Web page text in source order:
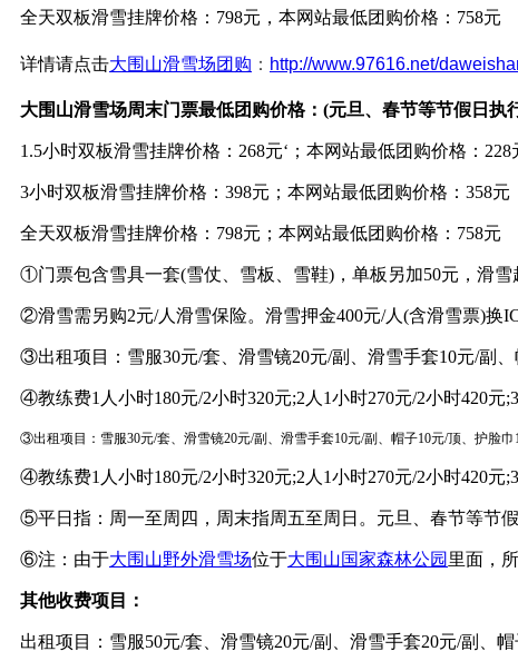
全天双板滑雪挂牌价格： 798元， 本网站最低团购价格： 758元
详情请点击大围山滑雪场团购 ： http://www.97616.net/
大围山滑雪场周末门票最低团购价格： (元旦、春节等节假日执
1.5小时双板滑雪挂牌价格： 268元‘； 本网站最低团购价格： 228
3小时双板滑雪挂牌价格： 398元； 本网站最低团购价格： 358元
全天双板滑雪挂牌价格： 798元； 本网站最低团购价格： 758元
①门票包含雪具一套(雪仗、雪板、雪鞋)，单板另加50元，滑雪
②滑雪需另购2元/人滑雪保险。滑雪押金400元/人(含滑雪票)换
③出租项目：雪服30元/套、滑雪镜20元/副、滑雪手套10元/副
④教练费1人小时180元/2小时320元;2人1小时270元/2小时420元
③出租项目：雪服30元/套、滑雪镜20元/副、滑雪手套10元/副、帽子10元/顶、护脸巾
④教练费1人小时180元/2小时320元;2人1小时270元/2小时420元
⑤平日指：周一至周四，周末指周五至周日。元旦、春节等节
⑥注： 由于大围山野外滑雪场位于大围山国家森林公园 里面，
其他收费项目：
出租项目：雪服50元/套、滑雪镜20元/副、滑雪手套20元/副、